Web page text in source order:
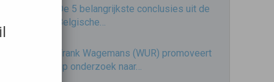
De 5 belangrijkste conclusies uit de
Belgische…
Frank Wagemans (WUR) promoveert
op onderzoek naar…